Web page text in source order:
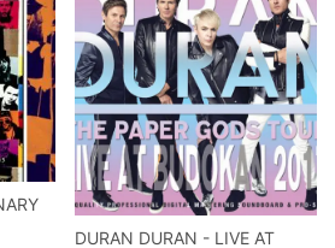
DURAN DURAN - LIVE AT